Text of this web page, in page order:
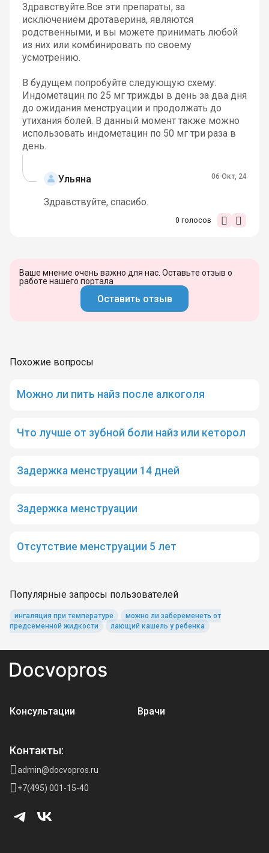
Здравствуйте.Все эти препараты, за
исключением дротаверина, являются
родственными, и вы можете принимать любой
из них или комбинировать по своему
усмотрению.
В будущем попробуйте следующую схему:
Индометацин по 25 мг трижды в день за два дня
до ожидания менструации и продолжать до
утихания болей. В данный момент также можно
использовать индометацин по 50 мг три раза в
день.
Ульяна 06 Окт, 24
Здравствуйте, спасибо.
0 голосов
Ваше мнение очень важно для нас. Оставьте отзыв о
работе нашего портала
Оставить отзыв
Похожие вопросы
Можно ли пить найз после алкоголя
Что лучше от зубной боли найз или кеторол
Задержка менструации 14 дней
Задержка менструации
Отсутствие менструации 5 лет
Популярные запросы пользователей
ингаляция при температуре
можно ли забеременеть от
предсеменной жидкости
лающий кашель у ребенка
Консультации Врачи
Контакты:
admin@docvopros.ru
+7(495) 001-15-40